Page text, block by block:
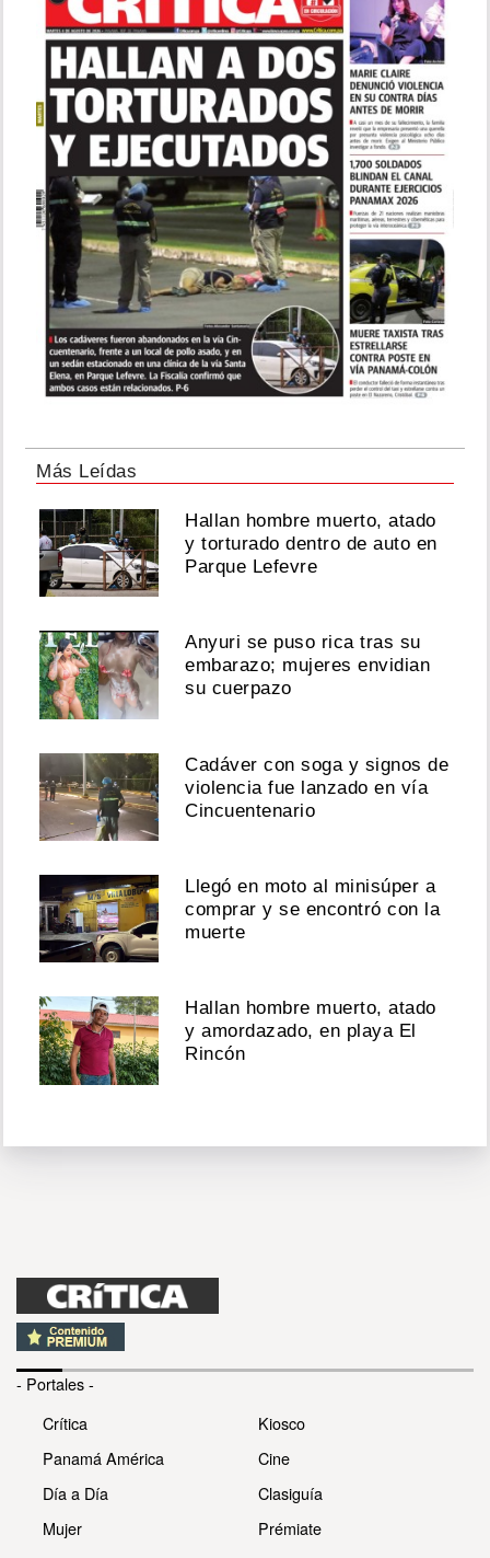
Más Leídas
Hallan hombre muerto, atado
y torturado dentro de auto en
Parque Lefevre
Anyuri se puso rica tras su
embarazo; mujeres envidian
su cuerpazo
Cadáver con soga y signos de
violencia fue lanzado en vía
Cincuentenario
Llegó en moto al minisúper a
comprar y se encontró con la
muerte
Hallan hombre muerto, atado
y amordazado, en playa El
Rincón
- Portales -
Crítica
Panamá América
Día a Día
Mujer
Kiosco
Cine
Clasiguía
Prémiate